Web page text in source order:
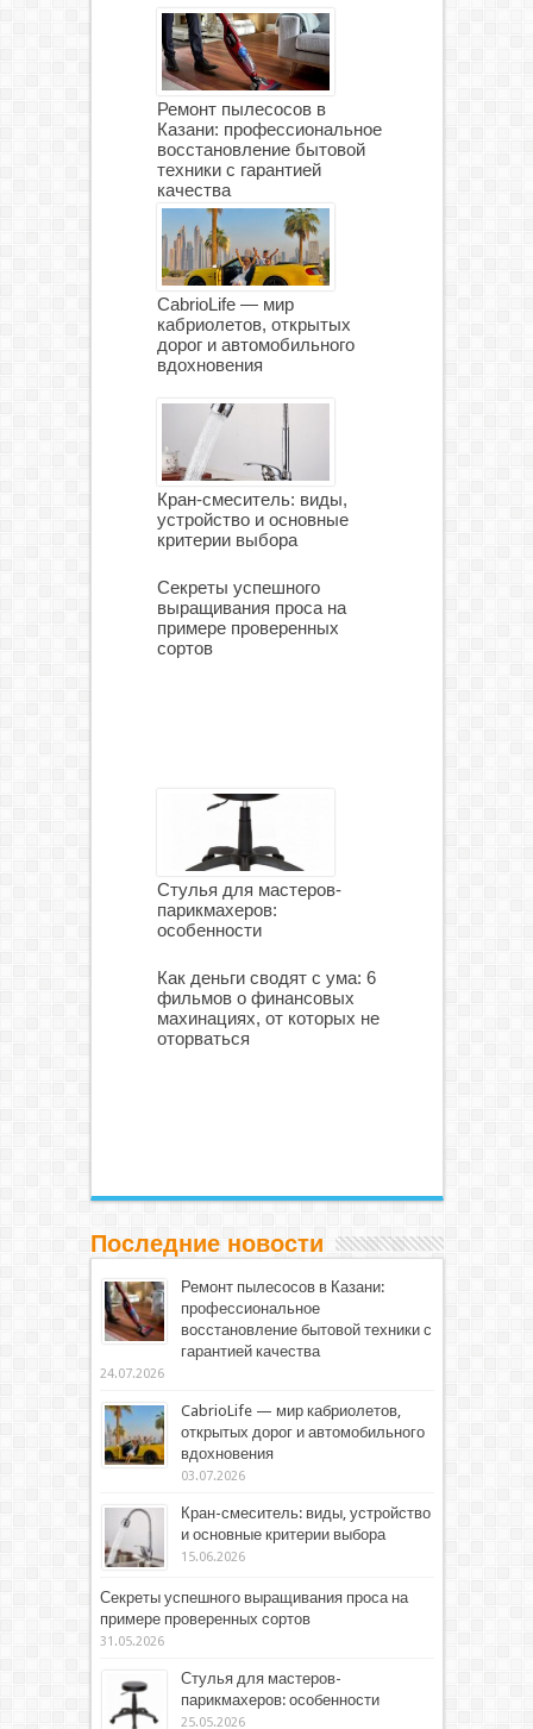
Ремонт пылесосов в
Казани: профессиональное
восстановление бытовой
техники с гарантией
качества
CabrioLife — мир
кабриолетов, открытых
дорог и автомобильного
вдохновения
Кран-смеситель: виды,
устройство и основные
критерии выбора
Секреты успешного
выращивания проса на
примере проверенных
сортов
Стулья для мастеров-
парикмахеров:
особенности
Как деньги сводят с ума: 6
фильмов о финансовых
махинациях, от которых не
оторваться
Последние новости
Ремонт пылесосов в Казани:
профессиональное
восстановление бытовой техники с
гарантией качества
24.07.2026
CabrioLife — мир кабриолетов,
открытых дорог и автомобильного
вдохновения
03.07.2026
Кран-смеситель: виды, устройство
и основные критерии выбора
15.06.2026
Секреты успешного выращивания проса на
примере проверенных сортов
31.05.2026
Стулья для мастеров-
парикмахеров: особенности
25.05.2026